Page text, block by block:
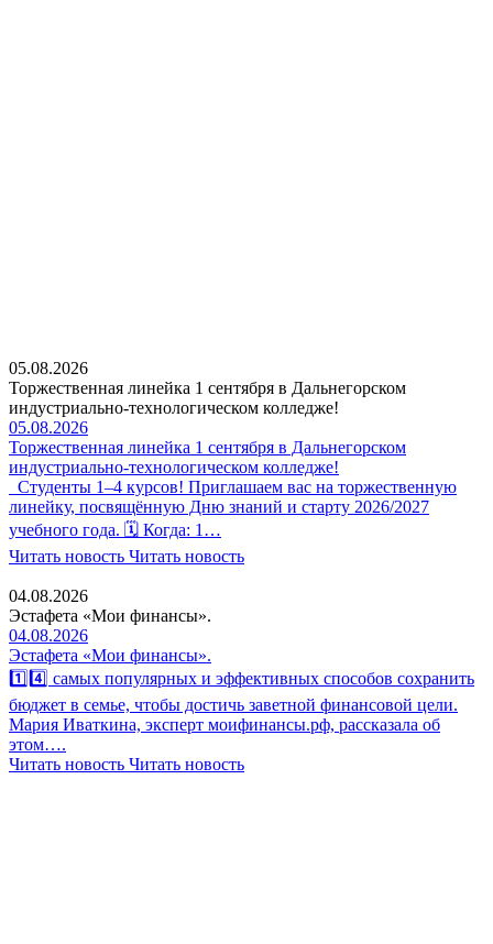
05.08.2026
Торжественная линейка 1 сентября в Дальнегорском
индустриально-технологическом колледже!
05.08.2026
Торжественная линейка 1 сентября в Дальнегорском
индустриально-технологическом колледже!
Студенты 1–4 курсов! Приглашаем вас на торжественную
линейку, посвящённую Дню знаний и старту 2026/2027
учебного года. 🗓 Когда: 1…
Читать новость Читать новость
04.08.2026
Эстафета «Мои финансы».
04.08.2026
Эстафета «Мои финансы».
1️⃣4️⃣ самых популярных и эффективных способов сохранить
бюджет в семье, чтобы достичь заветной финансовой цели.
Мария Иваткина, эксперт моифинансы.рф, рассказала об
этом….
Читать новость Читать новость